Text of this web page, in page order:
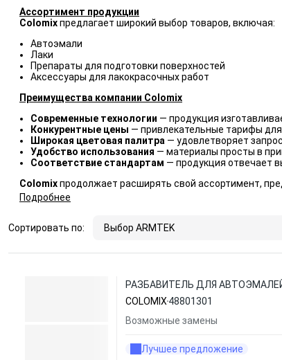
Ассортимент продукции
Colomixпредлагает широкий выбор товаров, включая:
Автоэмали
Лаки
Препараты для подготовки поверхностей
Аксессуары для лакокрасочных работ
Преимущества компании Colomix
Современные технологии — продукция
Конкурентные цены — привлекательные тарифы для
Широкая цветовая палитра — удовлетворяет
Удобство использования — материалы просты в
Соответствие стандартам — продукция отвечает
Colomixпродолжает расширять свой ассортимент,
Подробнее
Сортировать по: Выбор ARMTEK
РАЗБАВИТЕЛЬ ДЛЯ АВТОЭМАЛЕЙ
COLOMIX 48801301
Возможные замены
Лучшее предложение